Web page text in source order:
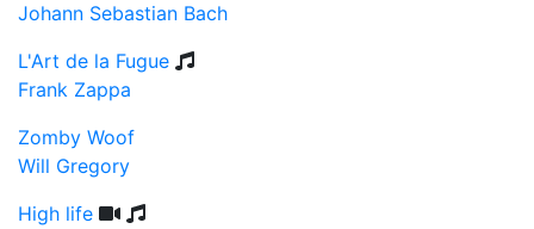
Johann Sebastian Bach
L'Art de la Fugue
Frank Zappa
Zomby Woof
Will Gregory
High life